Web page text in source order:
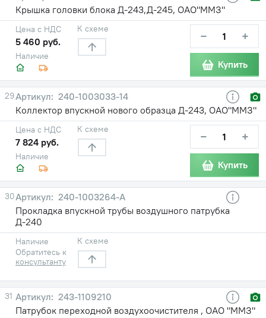
Крышка головки блока Д-243,Д-245, ОАО"ММЗ"
Наличие
Цена с НДС
5 460 руб.
К схеме − +
Купить
29
240-1003033-14
Коллектор впускной нового образца Д-243, ОАО"ММЗ"
Наличие
Цена с НДС
7 824 руб.
К схеме − +
Купить
30
240-1003264-А
Прокладка впускной трубы воздушного патрубка
Д-240
Наличие
Обратитесь к
консультанту
К схеме
31
243-1109210
Патрубок переходной воздухоочистителя , ОАО "ММЗ"